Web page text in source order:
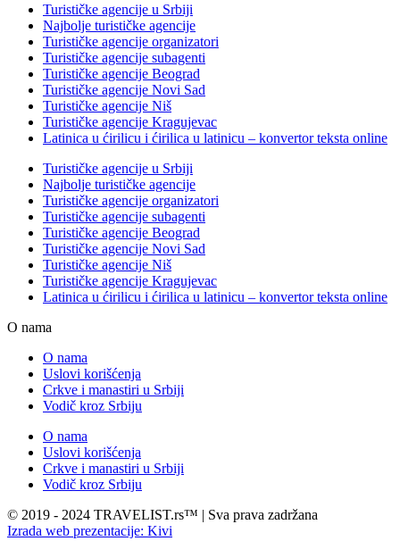
Turističke agencije u Srbiji
Najbolje turističke agencije
Turističke agencije organizatori
Turističke agencije subagenti
Turističke agencije Beograd
Turističke agencije Novi Sad
Turističke agencije Niš
Turističke agencije Kragujevac
Latinica u ćirilicu i ćirilica u latinicu – konvertor teksta online
Turističke agencije u Srbiji
Najbolje turističke agencije
Turističke agencije organizatori
Turističke agencije subagenti
Turističke agencije Beograd
Turističke agencije Novi Sad
Turističke agencije Niš
Turističke agencije Kragujevac
Latinica u ćirilicu i ćirilica u latinicu – konvertor teksta online
O nama
O nama
Uslovi korišćenja
Crkve i manastiri u Srbiji
Vodič kroz Srbiju
O nama
Uslovi korišćenja
Crkve i manastiri u Srbiji
Vodič kroz Srbiju
© 2019 - 2024 TRAVELIST.rs™ | Sva prava zadržana
Izrada web prezentacije: Kivi